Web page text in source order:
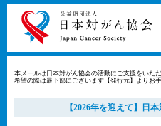
本メールは日本対がん協会の活動にご支援をいた
希望の際は最下部にございます【発行元】よりお手
【2026年を迎えて】日